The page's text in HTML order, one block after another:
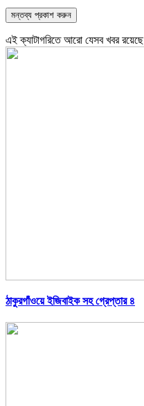
এই ক্যাটাগরিতে আরো যেসব খবর রয়েছে
ঠাকুরগাঁওয়ে ইজিবাইক সহ গ্রেপ্তার ৪